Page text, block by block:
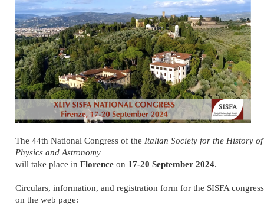
The 44th National Congress of the Italian Society for the History of
Physics and Astronomy
will take place in Florence on 17-20 September 2024.
Circulars, information, and registration form for the SISFA congress
on the web page: